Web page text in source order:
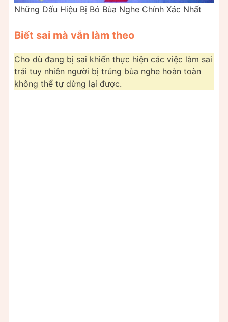
Những Dấu Hiệu Bị Bỏ Bùa Nghe Chính Xác Nhất
Biết sai mà vẫn làm theo
Cho dù đang bị sai khiến thực hiện các việc làm sai
trái tuy nhiên người bị trúng bùa nghe hoàn toàn
không thể tự dừng lại được.